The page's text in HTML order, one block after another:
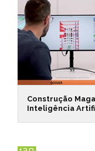
Construção
Inteligência